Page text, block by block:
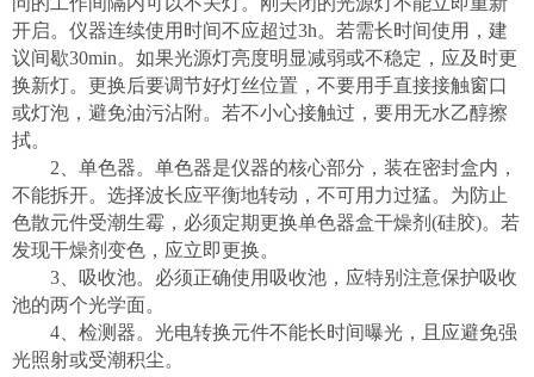
开启。仪器连续使用时间不应超过3h。若需长时间使用，建
议间歇30min。如果光源灯亮度明显减弱或不稳定，应及时更
换新灯。更换后要调节好灯丝位置，不要用手直接接触窗口
或灯泡，避免油污沾附。若不小心接触过，要用无水乙醇擦
拭。
2、单色器。单色器是仪器的核心部分，装在密封盒内，
不能拆开。选择波长应平衡地转动，不可用力过猛。为防止
色散元件受潮生霉，必须定期更换单色器盒干燥剂(硅胶)。若
发现干燥剂变色，应立即更换。
3、吸收池。必须正确使用吸收池，应特别注意保护吸收
池的两个光学面。
4、检测器。光电转换元件不能长时间曝光，且应避免强
光照射或受潮积尘。